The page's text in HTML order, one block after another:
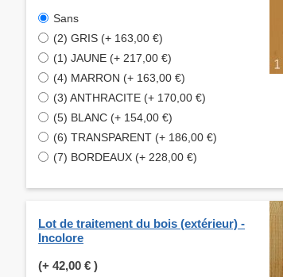
Sans
(2) GRIS (+ 163,00 €)
(1) JAUNE (+ 217,00 €)
(4) MARRON (+ 163,00 €)
(3) ANTHRACITE (+ 170,00 €)
(5) BLANC (+ 154,00 €)
(6) TRANSPARENT (+ 186,00 €)
(7) BORDEAUX (+ 228,00 €)
Lot de traitement du bois (extérieur) -
Incolore
(+ 42,00 € )